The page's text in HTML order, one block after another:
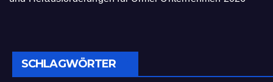
SCHLAGWÖRTER